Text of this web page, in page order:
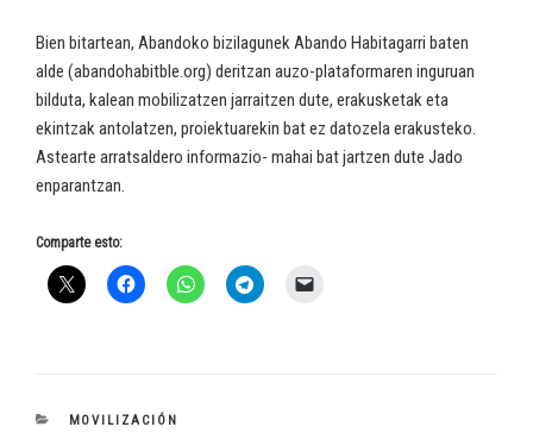
Bien bitartean, Abandoko bizilagunek Abando Habitagarri baten
alde (abandohabitble.org) deritzan auzo-plataformaren inguruan
bilduta, kalean mobilizatzen jarraitzen dute, erakusketak eta
ekintzak antolatzen, proiektuarekin bat ez datozela erakusteko.
Astearte arratsaldero informazio- mahai bat jartzen dute Jado
enparantzan.
Comparte esto:
CATEGORÍAS
MOVILIZACIÓN